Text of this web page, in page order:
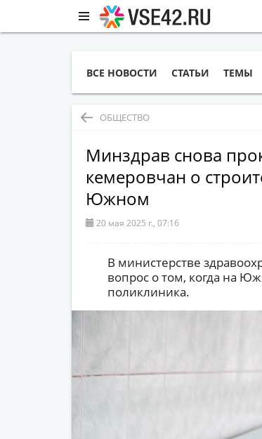
ВСЕ НОВОСТИ СТАТЬИ ТЕМЫ
ОБЩЕСТВО
Минздрав снова
кемеровчан о
Южном
20 мая 2025 г., 07:16
В министерстве
вопрос о том, когда на
поликлиника.